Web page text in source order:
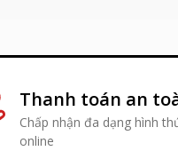
Thanh toán an
Chấp nhận đa dạng hình
online